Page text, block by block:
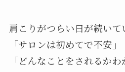
肩こりがつらい日が続いて
「サロンは初めてで不安」
「どんなことをされるか